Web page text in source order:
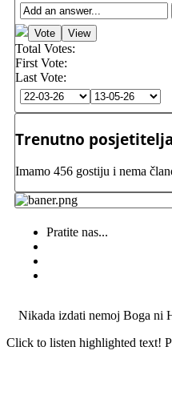
Total Votes:
First Vote:
Last Vote:
Trenutno posjetitelja
Imamo 456 gostiju i nema
Pratite nas...
Nikada izdati nemoj Boga ni
Click to listen highlighted text!